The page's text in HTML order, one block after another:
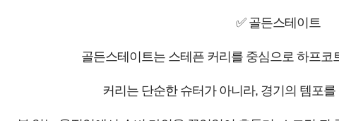
✅ 골든스테이트
골든스테이트는 스테픈 커리를 중심으로 하프코
커리는 단순한 슈터가 아니라, 경기의 템포